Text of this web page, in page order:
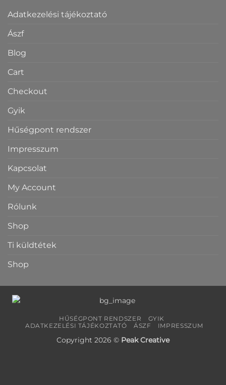
Adatkezelési tájékoztató
Ászf
Blog
Cart
Checkout
Gyik
Hűségpont rendszer
Impresszum
Kapcsolat
My Account
Rólunk
Shop
Ti küldtétek
Shop
HŰSÉGPONT RENDSZER
GYIK
ADATKEZELÉSI TÁJÉKOZTATÓ
ÁSZF IMPRESSZUM
Copyright 2026 © Peak Creative